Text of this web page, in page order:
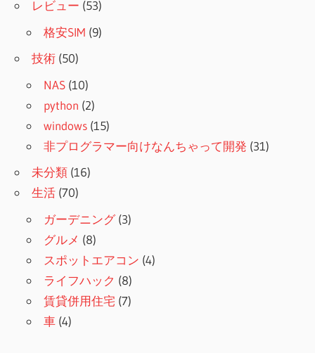
レビュー (53)
格安SIM (9)
技術 (50)
NAS (10)
python (2)
windows (15)
非プログラマー向けなんちゃって開発 (31)
未分類 (16)
生活 (70)
ガーデニング(3)
グルメ (8)
スポットエアコン (4)
ライフハック (8)
賃貸併用住宅 (7)
車 (4)